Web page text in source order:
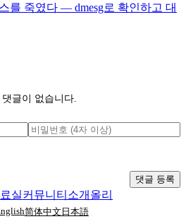
를 죽였다 — dmesg로 확인하고 대
댓글이 없습니다.
댓글 등록
실커뮤니티 소개 올리
简体中文 日本語